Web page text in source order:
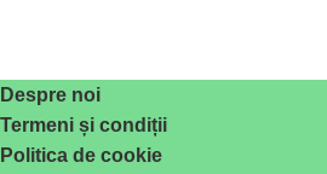
Despre noi
Termeni și condiții
Politica de cookie